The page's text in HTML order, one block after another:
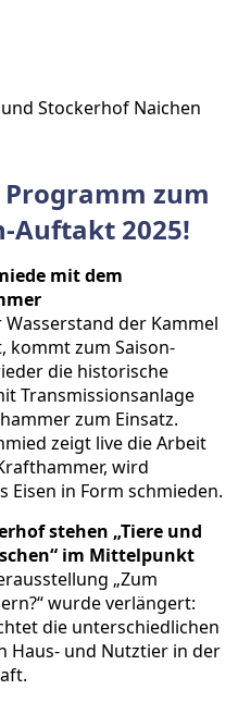
Stockerhof Naichen
Programm zum
Auftakt 2025!
mit dem
Wasserstand der Kammel
kommt zum Saison-
die historische
Transmissionsanlage
zum Einsatz.
zeigt live die Arbeit
wird
Eisen in Form schmieden.
stehen „Tiere und
im Mittelpunkt
„Zum
wurde verlängert:
die unterschiedlichen
Haus- und Nutztier in der